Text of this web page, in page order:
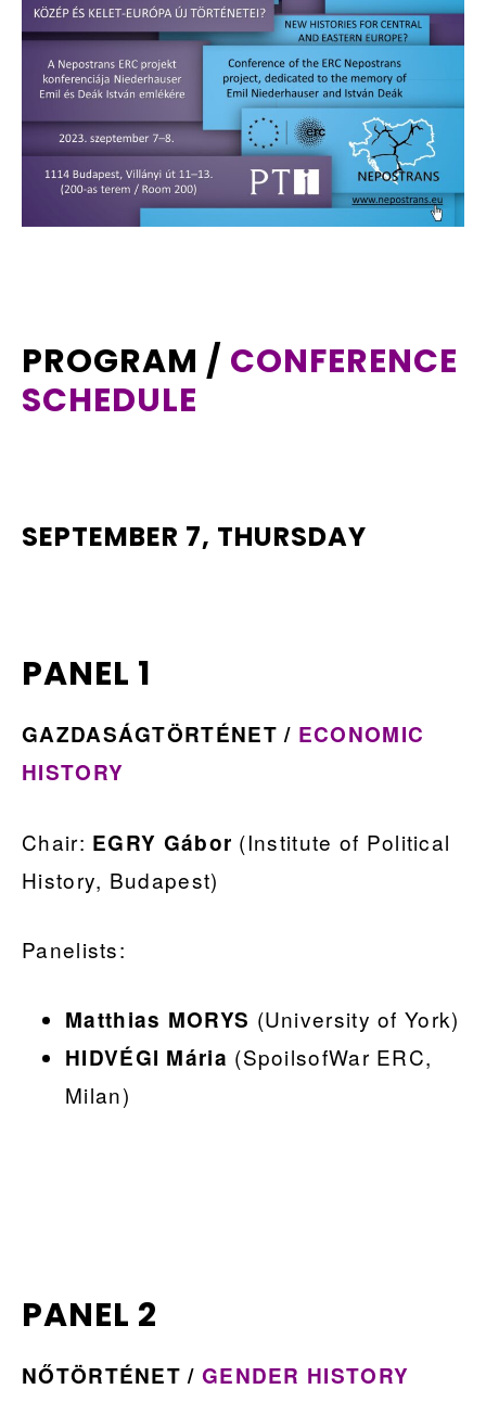
PROGRAM / CONFERENCE
SCHEDULE
SEPTEMBER 7, THURSDAY
PANEL 1
GAZDASÁGTÖRTÉNET / ECONOMIC
HISTORY
Chair: EGRY Gábor (Institute of Political
History, Budapest)
Panelists:
Matthias MORYS (University of York)
HIDVÉGI Mária (SpoilsofWar ERC,
Milan)
PANEL 2
NŐTÖRTÉNET / GENDER HISTORY